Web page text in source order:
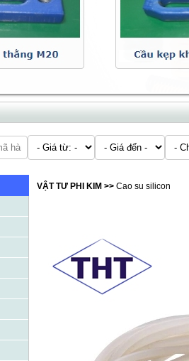
VẬT TƯ PHI KIM >> Cao su silicon